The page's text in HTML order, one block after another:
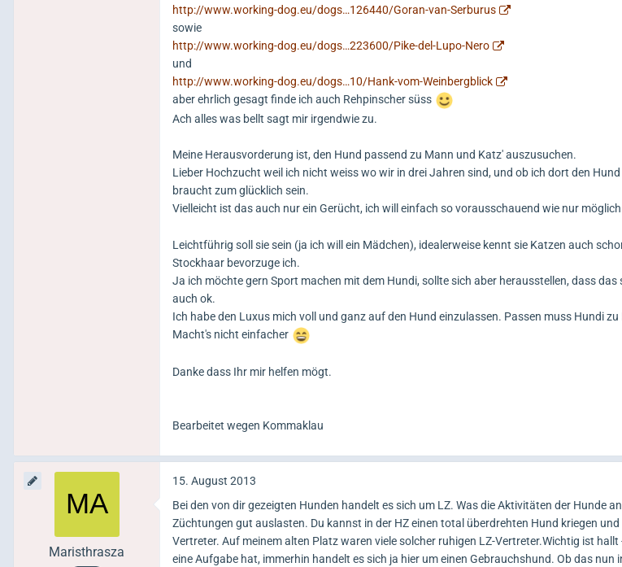
http://www.working-dog.eu/dogs…126440/Goran-van-Serburus
sowie
http://www.working-dog.eu/dogs…223600/Pike-del-Lupo-Nero
und
http://www.working-dog.eu/dogs…10/Hank-vom-Weinbergblick
aber ehrlich gesagt finde ich auch Rehpinscher süss
Ach alles was bellt sagt mir irgendwie zu.
Meine Herausvorderung ist, den Hund passend zu Mann und Katz' auszusuchen.
Lieber Hochzucht weil ich nicht weiss wo wir in drei Jahren sind, und ob ich dort den
braucht zum glücklich sein.
Vielleicht ist das auch nur ein Gerücht, ich will einfach so vorausschauend wie nur
Leichtführig soll sie sein (ja ich will ein Mädchen), idealerweise kennt sie Katzen auch
Stockhaar bevorzuge ich.
Ja ich möchte gern Sport machen mit dem Hundi, sollte sich aber herausstellen, dass
auch ok.
Ich habe den Luxus mich voll und ganz auf den Hund einzulassen. Passen muss Hundi zu
Macht's nicht einfacher
Danke dass Ihr mir helfen mögt.
Bearbeitet wegen Kommaklau
Maristhrasza
15. August 2013
Bei den von dir gezeigten Hunden handelt es sich um LZ. Was die Aktivitäten der Hunde
Züchtungen gut auslasten. Du kannst in der HZ einen total überdrehten Hund kriegen und
Vertreter. Auf meinem alten Platz waren viele solcher ruhigen LZ-Vertreter.Wichtig ist hallt
eine Aufgabe hat, immerhin handelt es sich ja hier um einen Gebrauchshund. Ob das nun